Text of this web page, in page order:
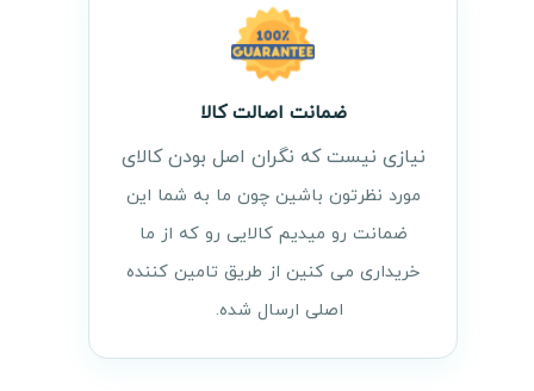
ضمانت اصالت کالا
نیازی نیست که نگران اصل بودن کالای
مورد نظرتون باشین چون ما به شما این
ضمانت رو میدیم کالایی رو که از ما
خریداری می کنین از طریق تامین کننده
اصلی ارسال شده.